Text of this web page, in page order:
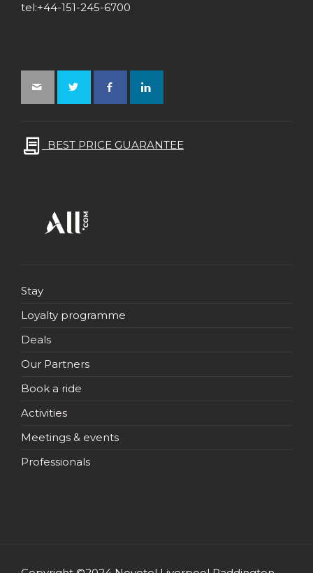
tel:+44-151-245-6700
BEST PRICE GUARANTEE
Stay
Loyalty programme
Deals
Our Partners
Book a ride
Activities
Meetings & events
Professionals